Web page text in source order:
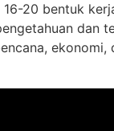
20 bentuk
dan
ekonomi,